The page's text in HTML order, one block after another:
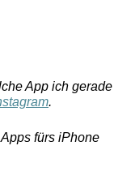
App ich gerade
.
fürs iPhone